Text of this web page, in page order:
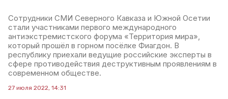
Сотрудники СМИ Северного Кавказа и Южной Осетии
стали участниками первого международного
антиэкстремистского форума «Территория мира»,
который прошёл в горном посёлке Фиагдон. В
республику приехали ведущие российские эксперты в
сфере противодействия деструктивным проявлениям в
современном обществе.
27 июля 2022, 14:31